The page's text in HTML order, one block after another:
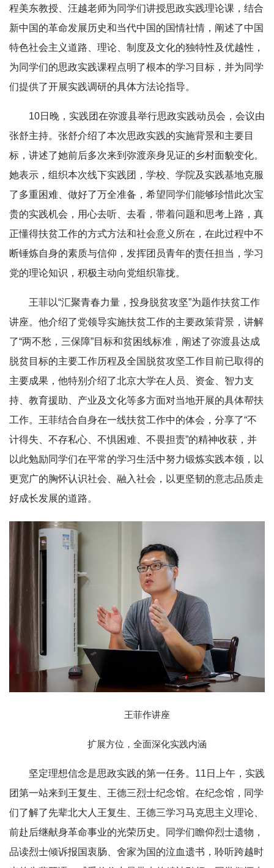
程美东教授、汪越老师为同学们讲授思政实践理论课，结合
新中国的革命发展历史和当代中国的国情社情，阐述了中国
特色社会主义道路、理论、制度及文化的独特性及优越性，
为同学们的思政实践课程点明了根本的学习目标，并为同学
们提供了开展实践调研的具体方法论指导。
10日晚，实践团在弥渡县举行思政实践动员会，会议由
张舒主持。张舒介绍了本次思政实践的实施背景和主要目
标，讲述了她前后多次来到弥渡亲身见证的乡村面貌变化。
她表示，组织本次线下实践团，学校、学院及实践基地克服
了多重困难、做好了万全准备，希望同学们能够珍惜此次宝
贵的实践机会，用心去听、去看，带着问题和思考上路，真
正懂得扶贫工作的方式方法和社会意义所在，在此过程中不
断锤炼自身的素质与信仰，发挥团员青年的责任担当，学习
党的理论知识，积极主动向党组织靠拢。
王菲以“汇聚青春力量，投身脱贫攻坚”为题作扶贫工作
讲座。他介绍了党领导实施扶贫工作的主要政策背景，讲解
了“两不愁，三保障”目标和贫困线标准，阐述了弥渡县达成
脱贫目标的主要工作历程及全国脱贫攻坚工作目前已取得的
主要成果，他特别介绍了北京大学在人员、资金、智力支
持、教育援助、产业及文化等多方面对当地开展的具体帮扶
工作。王菲结合自身在一线扶贫工作中的体会，分享了“不
计得失、不存私心、不惧困难、不畏担责”的精神收获，并
以此勉励同学们在平常的学习生活中努力锻炼实践本领，以
更宽广的胸怀认识社会、融入社会，以更坚韧的意志品质走
好成长发展的道路。
王菲作讲座
扩展方位，全面深化实践内涵
坚定理想信念是思政实践的第一任务。11日上午，实践
团第一站来到王复生、王德三烈士纪念馆。在纪念馆，同学
们了解了先辈北大人王复生、王德三学习马克思主义理论、
前赴后继献身革命事业的光荣历史。同学们瞻仰烈士遗物，
品读烈士倾诉报国衷肠、舍家为国的泣血遗书，聆听跨越时